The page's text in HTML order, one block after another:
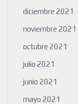
diciembre 2021
noviembre 2021
octubre 2021
julio 2021
junio 2021
mayo 2021